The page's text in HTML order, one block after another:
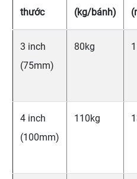
thước
(kg/bánh)
3 inch
(75mm)
80kg
4 inch
(100mm)
110kg